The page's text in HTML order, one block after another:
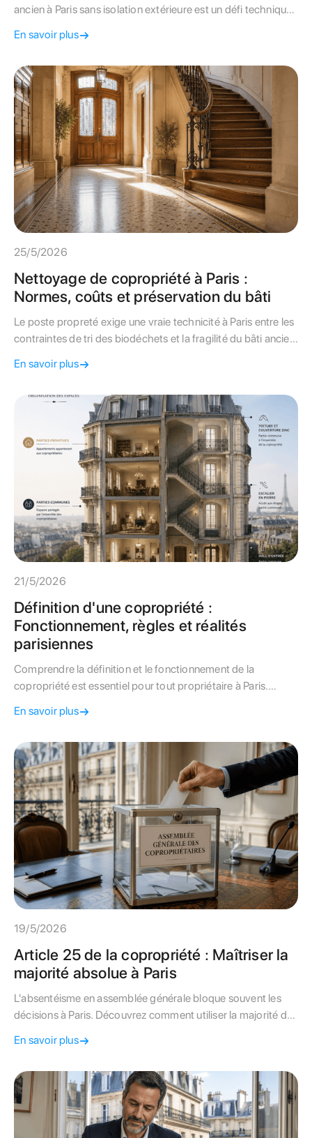
ancien à Paris sans isolation extérieure est un défi technique.
Copropriété.
En savoir plus
25/5/2026
Nettoyage de copropriété à Paris :
Normes, coûts et préservation du bâti
Le poste propreté exige une vraie technicité à Paris entre les
contraintes de tri des biodéchets et la fragilité du bâti ancien.
En savoir plus
21/5/2026
Définition d'une copropriété :
Fonctionnement, règles et réalités
parisiennes
Comprendre la définition et le fonctionnement de la
copropriété est essentiel pour tout propriétaire à Paris.
gestion réussie.
En savoir plus
19/5/2026
Article 25 de la copropriété : Maîtriser la
majorité absolue à Paris
L'absentéisme en assemblée générale bloque souvent les
décisions à Paris. Découvrez comment utiliser la majorité de
copropriété.
En savoir plus